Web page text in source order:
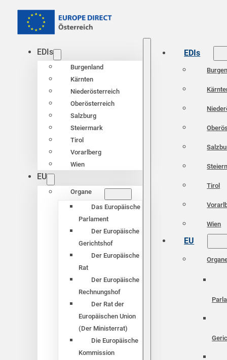
EDIs
Burgenland
Kärnten
Niederösterreich
Oberösterreich
Salzburg
Steiermark
Tirol
Vorarlberg
Wien
EU
Organe
Das Europäische
Parlament
Der Europäische
Gerichtshof
Der Europäische
Rat
Der Europäische
Rechnungshof
Der Rat der
Europäischen Union
(Der Ministerrat)
Die Europäische
Kommission
EDIs
Tirol
Wien
EU